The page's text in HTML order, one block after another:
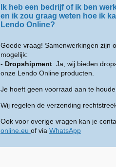
Ik heb een bedrijf of ik ben
en ik zou graag weten hoe ik
Lendo Online?
Goede vraag! Samenwerkingen zijn
mogelijk:
- Dropshipment: Ja, wij bieden
onze Lendo Online producten.
Je hoeft geen voorraad aan te
Wij regelen de verzending
Ook voor overige vragen kan je
online.eu of via WhatsApp